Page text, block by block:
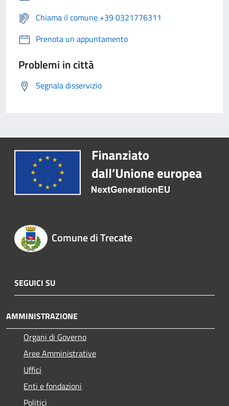
Chiama il comune +39 0321776311
Prenota un appuntamento
Problemi in città
Segnala disservizio
Comune di Trecate
SEGUICI SU
AMMINISTRAZIONE
Organi di Governo
Aree Amministrative
Uffici
Enti e fondazioni
Politici